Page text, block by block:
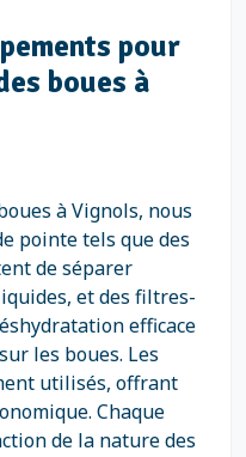
pour
boues à
à Vignols, nous
pointe tels que des
de séparer
et des filtres-
efficace
les boues. Les
utilisés, offrant
Chaque
de la nature des